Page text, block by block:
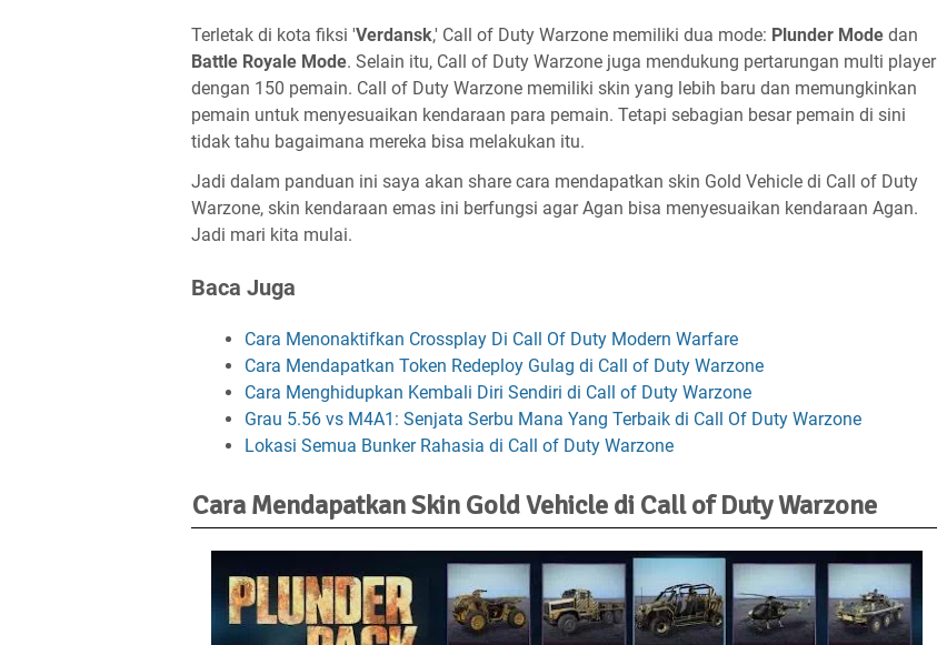
Terletak di kota fiksi 'Verdansk,' Call of Duty Warzone memiliki dua mode: Plunder Mode dan
Battle Royale Mode. Selain itu, Call of Duty Warzone juga mendukung pertarungan multi player
dengan 150 pemain. Call of Duty Warzone memiliki skin yang lebih baru dan memungkinkan
pemain untuk menyesuaikan kendaraan para pemain. Tetapi sebagian besar pemain di sini
tidak tahu bagaimana mereka bisa melakukan itu.
Jadi dalam panduan ini saya akan share cara mendapatkan skin Gold Vehicle di Call of Duty
Warzone, skin kendaraan emas ini berfungsi agar Agan bisa menyesuaikan kendaraan Agan.
Jadi mari kita mulai.
Baca Juga
Cara Menonaktifkan Crossplay Di Call Of Duty Modern Warfare
Cara Mendapatkan Token Redeploy Gulag di Call of Duty Warzone
Cara Menghidupkan Kembali Diri Sendiri di Call of Duty Warzone
Grau 5.56 vs M4A1: Senjata Serbu Mana Yang Terbaik di Call Of Duty Warzone
Lokasi Semua Bunker Rahasia di Call of Duty Warzone
Cara Mendapatkan Skin Gold Vehicle di Call of Duty Warzone